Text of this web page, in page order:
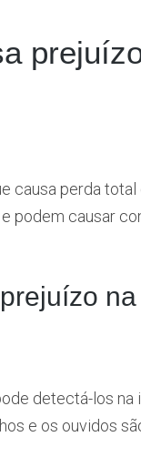
causa perda
e podem causar
detectá-los na
e os ouvidos